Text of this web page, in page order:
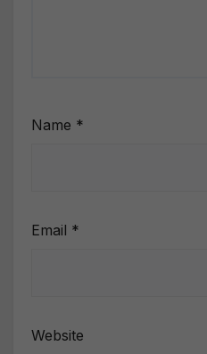
Name *
Email *
Website